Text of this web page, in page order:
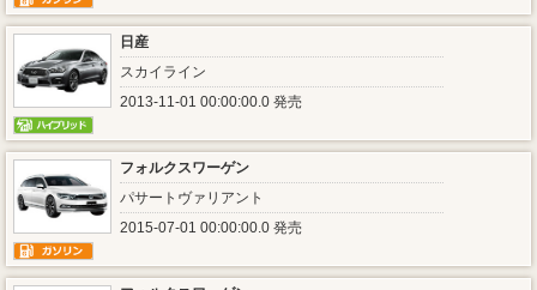
日産
スカイライン
2013-11-01 00:00:00.0 発売
フォルクスワーゲン
パサートヴァリアント
2015-07-01 00:00:00.0 発売